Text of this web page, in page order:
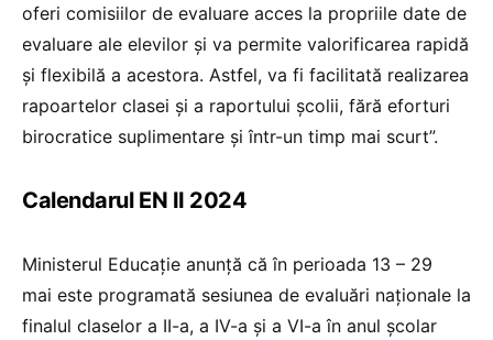
oferi comisiilor de evaluare acces la propriile date de
evaluare ale elevilor și va permite valorificarea rapidă
și flexibilă a acestora. Astfel, va fi facilitată realizarea
rapoartelor clasei și a raportului școlii, fără eforturi
birocratice suplimentare și într-un timp mai scurt”.
Calendarul EN II 2024
Ministerul Educație anunță că în perioada 13 – 29
mai este programată sesiunea de evaluări naționale la
finalul claselor a II-a, a IV-a și a VI-a în anul școlar